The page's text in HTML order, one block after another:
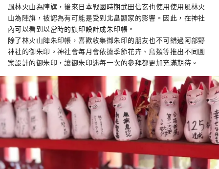
風林火山為陣旗，後來日本戰國時期武田信玄也使用使用風林火
山為陣旗，被認為有可能是受到北畠顯家的影響。因此，在神社
內可以看到以當時的旗印設計成朱印帳。
除了林火山陣朱印帳，喜歡收集御朱印的朋友也不可錯過阿部野
神社的御朱印。神社會每月會依據季節花卉、鳥類等推出不同圖
案設計的御朱印，讓御朱印迷每一次的參拜都更加充滿期待。